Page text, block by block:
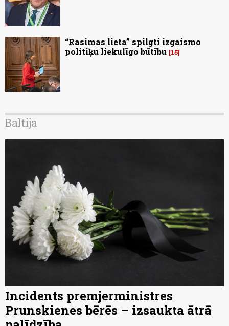
“Rasimas lieta” spilgti izgaismo
politiķu liekulīgo būtību 15
Baltija
Incidents premjerministres
Prunskienes bērēs – izsaukta ātrā